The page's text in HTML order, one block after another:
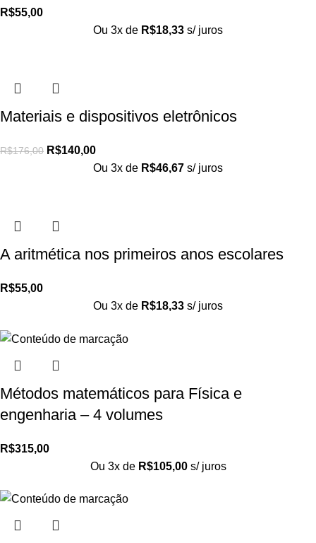
R$55,00
Ou 3x de R$18,33 s/ juros
Materiais e dispositivos eletrônicos
R$176,00 R$140,00
Ou 3x de R$46,67 s/ juros
A aritmética nos primeiros anos escolares
R$55,00
Ou 3x de R$18,33 s/ juros
Métodos matemáticos para Física e
engenharia – 4 volumes
R$315,00
Ou 3x de R$105,00 s/ juros